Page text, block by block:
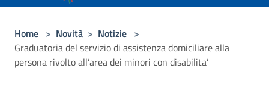
Home > Novità > Notizie >
Graduatoria del servizio di assistenza domiciliare alla
persona rivolto all’area dei minori con disabilita’